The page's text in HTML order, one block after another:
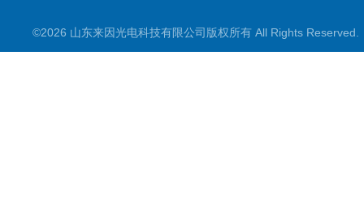
水质检测仪
©2026 山东来因光电科技有限公司版权所有 All Rights